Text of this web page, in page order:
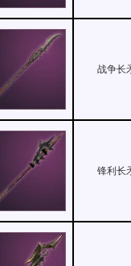
战争长
锋利长